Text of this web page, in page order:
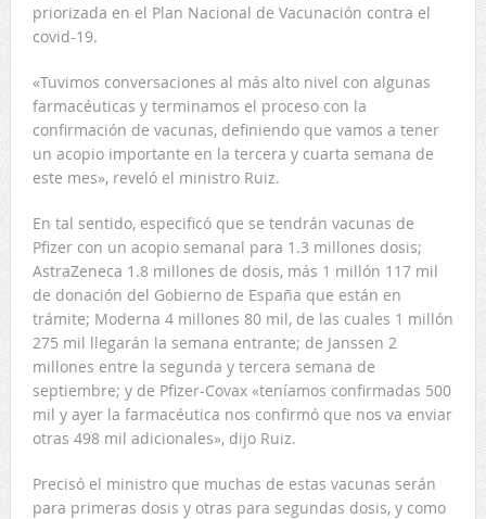
priorizada en el Plan Nacional de Vacunación contra el
covid-19.
«Tuvimos conversaciones al más alto nivel con algunas
farmacéuticas y terminamos el proceso con la
confirmación de vacunas, definiendo que vamos a tener
un acopio importante en la tercera y cuarta semana de
este mes», reveló el ministro Ruiz.
En tal sentido, especificó que se tendrán vacunas de
Pfizer con un acopio semanal para 1.3 millones dosis;
AstraZeneca 1.8 millones de dosis, más 1 millón 117 mil
de donación del Gobierno de España que están en
trámite; Moderna 4 millones 80 mil, de las cuales 1 millón
275 mil llegarán la semana entrante; de Janssen 2
millones entre la segunda y tercera semana de
septiembre; y de Pfizer-Covax «teníamos confirmadas 500
mil y ayer la farmacéutica nos confirmó que nos va enviar
otras 498 mil adicionales», dijo Ruiz.
Precisó el ministro que muchas de estas vacunas serán
para primeras dosis y otras para segundas dosis, y como